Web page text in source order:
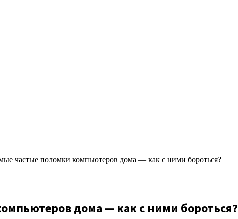
частые поломки компьютеров дома — как с ними бороться?
дома — как с ними бороться?